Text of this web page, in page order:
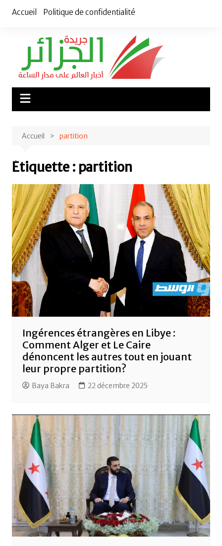
Accueil Politique de confidentialité
Accueil partition
Étiquette : partition
Ingérences étrangères en Libye :
Comment Alger et Le Caire
dénoncent les autres tout en jouant
leur propre partition?
Baya Bakra 22 décembre 2025